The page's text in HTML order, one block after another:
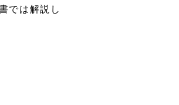
では解説し